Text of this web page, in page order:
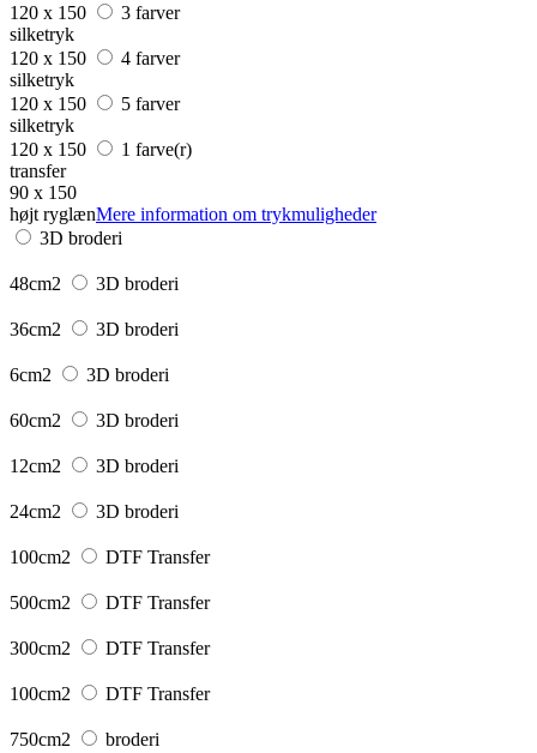
120 x 150
3 farver
silketryk
120 x 150
4 farver
silketryk
120 x 150
5 farver
silketryk
120 x 150
1 farve(r)
transfer
90 x 150
højt ryglænMere information om trykmuligheder
3D broderi
48cm2 3D broderi
36cm2 3D broderi
6cm2 3D broderi
60cm2 3D broderi
12cm2 3D broderi
24cm2 3D broderi
100cm2 DTF Transfer
500cm2 DTF Transfer
300cm2 DTF Transfer
100cm2 DTF Transfer
750cm2 broderi